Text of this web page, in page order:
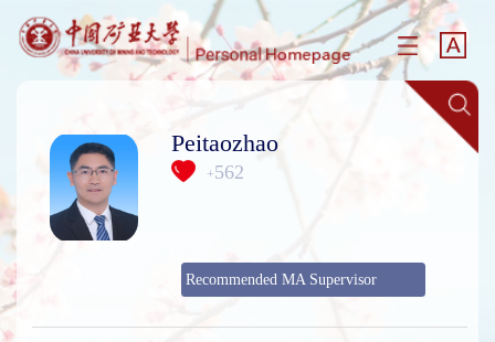
Peitaozhao
+562
Recommended MA Supervisor